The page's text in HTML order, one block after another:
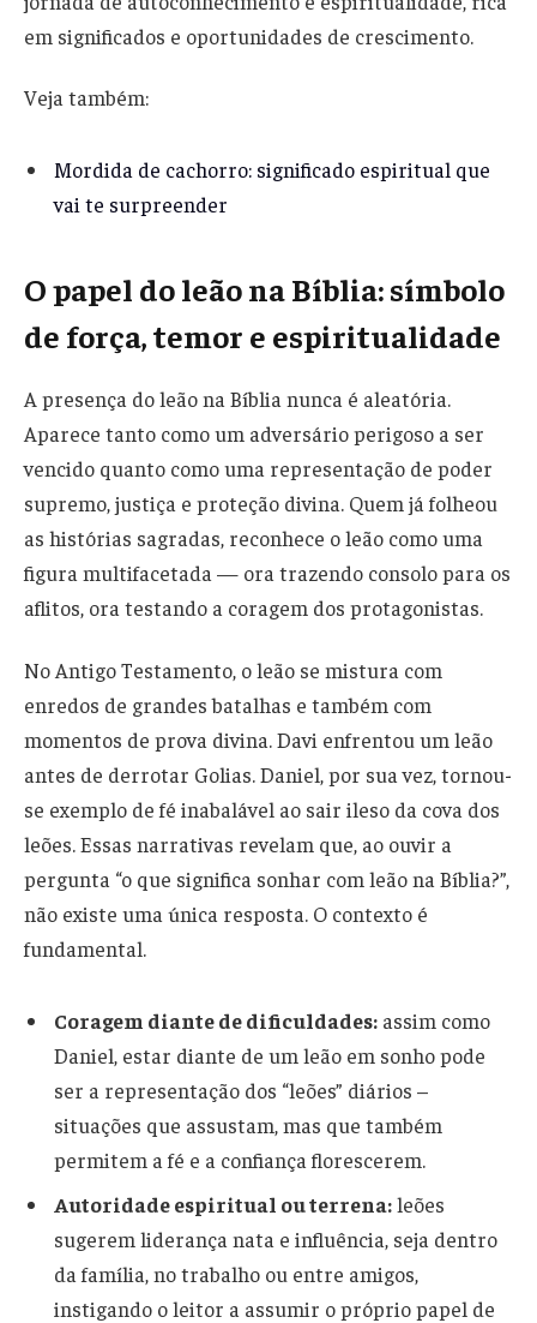
em significados e oportunidades de crescimento.
Veja também:
Mordida de cachorro: significado espiritual que
vai te surpreender
O papel do leão na Bíblia: símbolo
de força, temor e espiritualidade
A presença do leão na Bíblia nunca é aleatória.
Aparece tanto como um adversário perigoso a ser
vencido quanto como uma representação de poder
supremo, justiça e proteção divina. Quem já folheou
as histórias sagradas, reconhece o leão como uma
figura multifacetada — ora trazendo consolo para os
aflitos, ora testando a coragem dos protagonistas.
No Antigo Testamento, o leão se mistura com
enredos de grandes batalhas e também com
momentos de prova divina. Davi enfrentou um leão
antes de derrotar Golias. Daniel, por sua vez, tornou-
se exemplo de fé inabalável ao sair ileso da cova dos
leões. Essas narrativas revelam que, ao ouvir a
pergunta “o que significa sonhar com leão na Bíblia?”,
não existe uma única resposta. O contexto é
fundamental.
Coragem diante de dificuldades: assim como
Daniel, estar diante de um leão em sonho pode
ser a representação dos “leões” diários –
situações que assustam, mas que também
permitem a fé e a confiança florescerem.
Autoridade espiritual ou terrena:leões
sugerem liderança nata e influência, seja dentro
da família, no trabalho ou entre amigos,
instigando o leitor a assumir o próprio papel de